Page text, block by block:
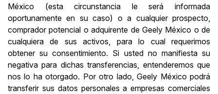
México (esta circunstancia le será informada
oportunamente en su caso) o a cualquier prospecto,
comprador potencial o adquirente de Geely México o de
cualquiera de sus activos, para lo cual requerimos
obtener su consentimiento. Si usted no manifiesta su
negativa para dichas transferencias, entenderemos que
nos lo ha otorgado. Por otro lado, Geely México podrá
transferir sus datos personales a empresas comerciales